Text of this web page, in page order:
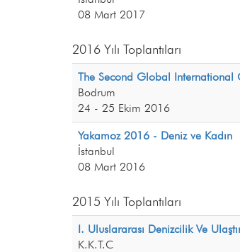
08 Mart 2017
2016 Yılı Toplantıları
The Second Global International
Bodrum
24 - 25 Ekim 2016
Yakamoz 2016 - Deniz ve Kadın
İstanbul
08 Mart 2016
2015 Yılı Toplantıları
I. Uluslararası Denizcilik Ve
K.K.T.C